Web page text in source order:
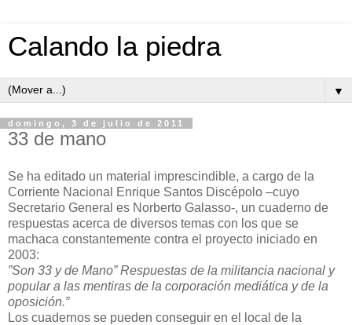
Calando la piedra
▼
domingo, 3 de julio de 2011
33 de mano
Se ha editado un material imprescindible, a cargo de la
Corriente Nacional Enrique Santos Discépolo –cuyo
Secretario General es Norberto Galasso-, un cuaderno de
respuestas acerca de diversos temas con los que se
machaca constantemente contra el proyecto iniciado en
2003:
”Son 33 y de Mano” Respuestas de la militancia nacional y
popular a las mentiras de la corporación mediática y de la
oposición.”
Los cuadernos se pueden conseguir en el local de la